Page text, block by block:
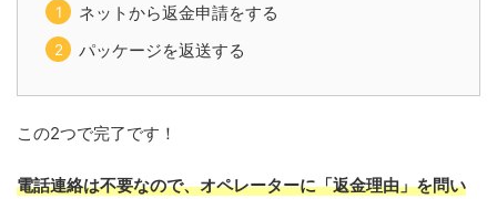
ネットから返金申請をする
パッケージを返送する
この2つで完了です！
電話連絡は不要なので、オペレーターに「返金理由」を問い